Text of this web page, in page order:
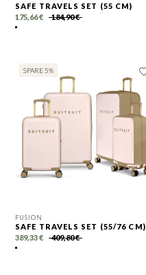
SAFE TRAVELS SET (55 CM)
175,66 €
184,90 €
SPARE 5%
FUSION
SAFE TRAVELS SET (55/76 CM)
389,33 €
409,80 €